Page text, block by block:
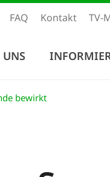
FAQ Kontakt TV-
UNS
bewirkt